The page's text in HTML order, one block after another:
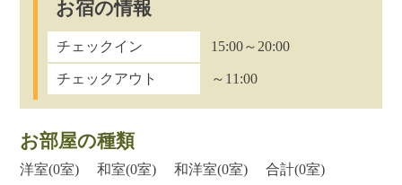
お宿の情報
チェックイン 15:00～20:00
チェックアウト ～11:00
お部屋の種類
洋室(0室) 和室(0室) 和洋室(0室) 合計(0室)